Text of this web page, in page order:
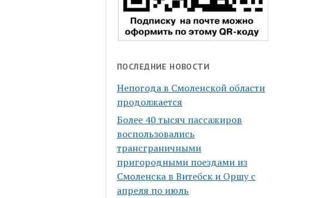
ПОСЛЕДНИЕ НОВОСТИ
Непогода в Смоленской области
продолжается
Более 40 тысяч пассажиров
воспользовались
трансграничными
пригородными поездами из
Смоленска в Витебск и Оршу с
апреля по июль